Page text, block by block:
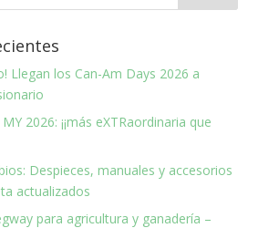
Llegan los Can-Am Days 2026 a
2026: ¡¡más eXTRaordinaria que
Despieces, manuales y accesorios
actualizados
para agricultura y ganadería –